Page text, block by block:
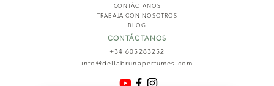
CONTÁCTANOS
TRABAJA CON NOSOTROS
BLOG
CONTÁCTANOS
+34 605283252
info@dellabrunaperfumes.com